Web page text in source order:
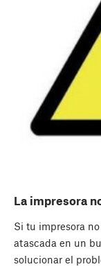
La impresora
Si tu impresora
atascada en un
solucionar el